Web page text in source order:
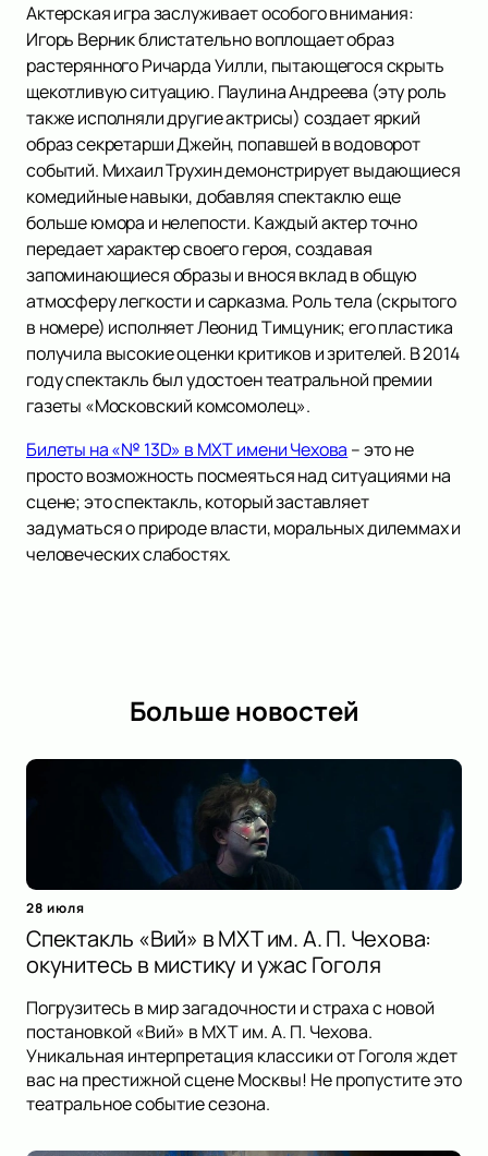
Актерская игра заслуживает особого внимания:
Игорь Верник блистательно воплощает образ
растерянного Ричарда Уилли, пытающегося скрыть
щекотливую ситуацию. Паулина Андреева (эту роль
также исполняли другие актрисы) создает яркий
образ секретарши Джейн, попавшей в водоворот
событий. Михаил Трухин демонстрирует выдающиеся
комедийные навыки, добавляя спектаклю еще
больше юмора и нелепости. Каждый актер точно
передает характер своего героя, создавая
запоминающиеся образы и внося вклад в общую
атмосферу легкости и сарказма. Роль тела (скрытого
в номере) исполняет Леонид Тимцуник; его пластика
получила высокие оценки критиков и зрителей. В 2014
году спектакль был удостоен театральной премии
газеты «Московский комсомолец».
Билеты на «№ 13D» в МХТ имени Чехова – это не
просто возможность посмеяться над ситуациями на
сцене; это спектакль, который заставляет
задуматься о природе власти, моральных дилеммах и
человеческих слабостях.
Больше новостей
28 июля
Спектакль «Вий» в МХТ им. А. П. Чехова:
окунитесь в мистику и ужас Гоголя
Погрузитесь в мир загадочности и страха с новой
постановкой «Вий» в МХТ им. А. П. Чехова.
Уникальная интерпретация классики от Гоголя ждет
вас на престижной сцене Москвы! Не пропустите это
театральное событие сезона.